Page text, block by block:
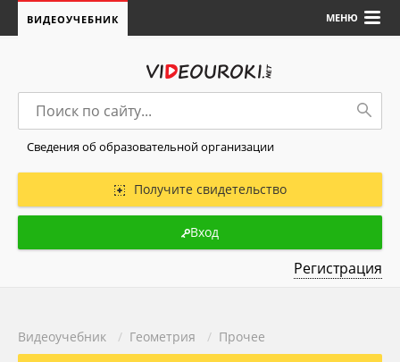
МЕНЮ
ВИДЕОУЧЕБНИК
Сведения об образовательной организации
Получите свидетельство
Вход
Регистрация
Видеоучебник / Геометрия / Прочее